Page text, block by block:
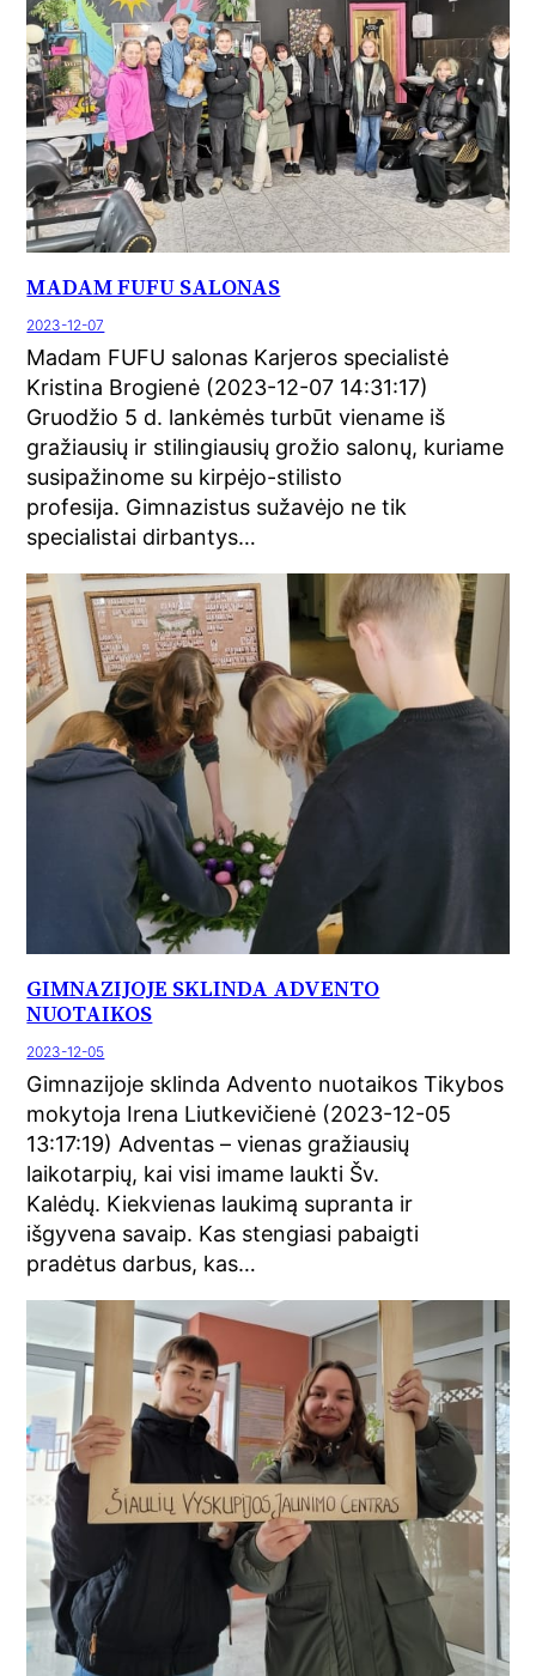
MADAM FUFU SALONAS
2023-12-07
Madam FUFU salonas Karjeros specialistė
Kristina Brogienė (2023-12-07 14:31:17)
Gruodžio 5 d. lankėmės turbūt viename iš
gražiausių ir stilingiausių grožio salonų, kuriame
susipažinome su kirpėjo-stilisto
profesija. Gimnazistus sužavėjo ne tik
specialistai dirbantys…
GIMNAZIJOJE SKLINDA ADVENTO
NUOTAIKOS
2023-12-05
Gimnazijoje sklinda Advento nuotaikos Tikybos
mokytoja Irena Liutkevičienė (2023-12-05
13:17:19) Adventas – vienas gražiausių
laikotarpių, kai visi imame laukti Šv.
Kalėdų. Kiekvienas laukimą supranta ir
išgyvena savaip. Kas stengiasi pabaigti
pradėtus darbus, kas…